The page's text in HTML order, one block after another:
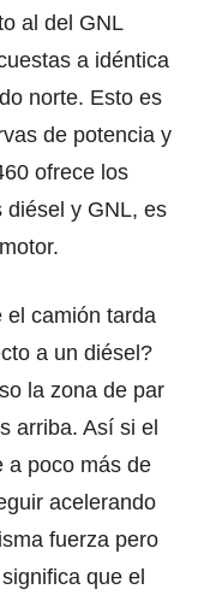
al del GNL
a idéntica
norte. Esto es
de potencia y
ofrece los
diésel y GNL, es
camión tarda
a un diésel?
la zona de par
arriba. Así si el
a poco más de
acelerando
fuerza pero
que el